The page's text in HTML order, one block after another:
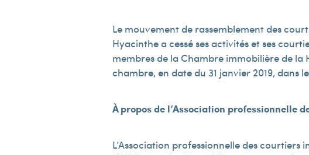
Le mouvement de rassemblement des
Hyacinthe a cessé ses activités et ses
membres de la Chambre immobilière de
chambre, en date du 31 janvier 2019, dans
À propos de l’Association professionnelle
L’Association professionnelle des